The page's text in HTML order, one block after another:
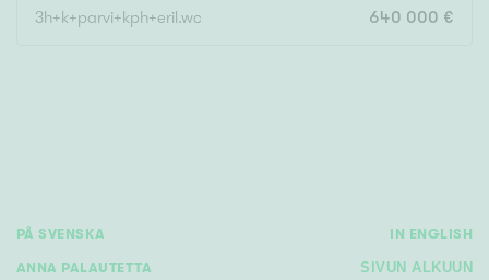
3h+k+parvi+kph+eril.wc 640 000 €
PÅ SVENSKA IN ENGLISH
ANNA PALAUTETTA SIVUN ALKUUN